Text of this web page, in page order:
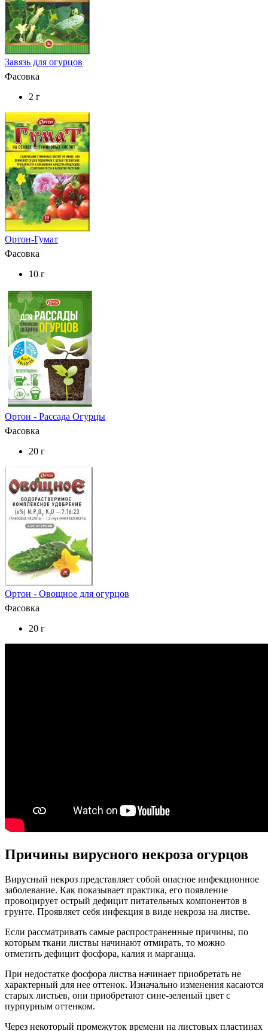
Завязь для огурцов
Фасовка
2 г
Ортон-Гумат
Фасовка
10 г
Ортон - Рассада Огурцы
Фасовка
20 г
Ортон - Овощное для огурцов
Фасовка
20 г
Причины вирусного некроза огурцов
Вирусный некроз представляет собой опасное инфекционное
заболевание. Как показывает практика, его появление
провоцирует острый дефицит питательных компонентов в
грунте. Проявляет себя инфекция в виде некроза на листве.
Если рассматривать самые распространенные причины, по
которым ткани листвы начинают отмирать, то можно
отметить дефицит фосфора, калия и марганца.
При недостатке фосфора листва начинает приобретать не
характерный для нее оттенок. Изначально изменения касаются
старых листьев, они приобретают сине-зеленый цвет с
пурпурным оттенком.
Через некоторый промежуток времени на листовых пластинах